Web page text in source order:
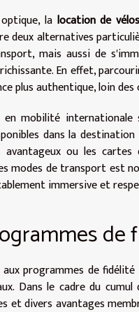
la location de vélos
deux alternatives
mais aussi de
En effet,
plus authentique, loin
en mobilité
dans la
avantageux ou les
modes de transport est
immersive et
de
programmes de
Dans le cadre du
et divers avantages